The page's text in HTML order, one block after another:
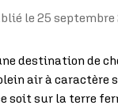
le 25 septembre
destination de
air à
sur la terre